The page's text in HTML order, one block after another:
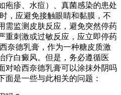
疱疹、水痘）、真菌感染的患处
，应避免接触眼睛和黏膜，不
需监测皮肤反应，避免突然停药
重刺激或过敏反应，应立即停药
奈德乳膏，作为一种糖皮质激
疗白癜风。但是，务必遵循医
对哈西奈德乳膏可以涂抹外阴吗
面是一些与此相关的问题：